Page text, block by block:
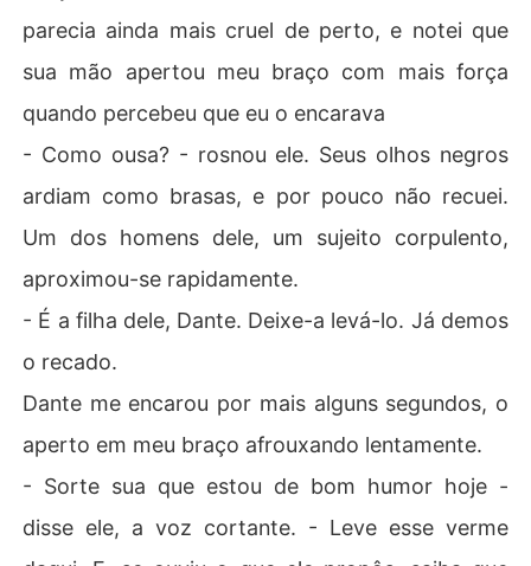
parecia ainda mais cruel de perto, e notei que
sua mão apertou meu braço com mais força
quando percebeu que eu o encarava
- Como ousa? - rosnou ele. Seus olhos negros
ardiam como brasas, e por pouco não recuei.
Um dos homens dele, um sujeito corpulento,
aproximou-se rapidamente.
- É a filha dele, Dante. Deixe-a levá-lo. Já demos
o recado.
Dante me encarou por mais alguns segundos, o
aperto em meu braço afrouxando lentamente.
- Sorte sua que estou de bom humor hoje -
disse ele, a voz cortante. - Leve esse verme